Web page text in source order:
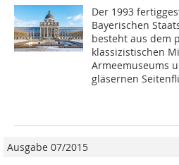
Der 1993
Bayerischen
besteht aus dem
klassizistischen
Armeemuseums
gläsernen
Ausgabe 07/2015